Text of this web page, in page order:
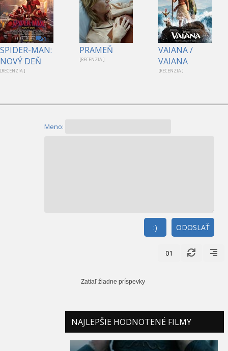
1
SPIDER-MAN:
NOVÝ DEŇ
[RECENZIA ]
PRAMEŇ
[RECENZIA ]
VAIANA /
VAIANA
[RECENZIA ]
Meno:
ODOSLAŤ
:)
01
Zatiaľ žiadne príspevky
NAJLEPŠIE HODNOTENÉ FILMY